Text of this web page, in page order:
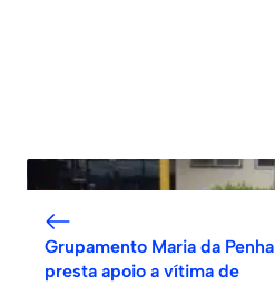
Grupamento Maria da Penha
presta apoio a vítima de